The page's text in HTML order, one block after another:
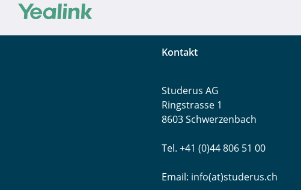
Kontakt
Studerus AG
Ringstrasse 1
8603 Schwerzenbach
Tel. +41 (0)44 806 51 00
Email: info(at)studerus.ch